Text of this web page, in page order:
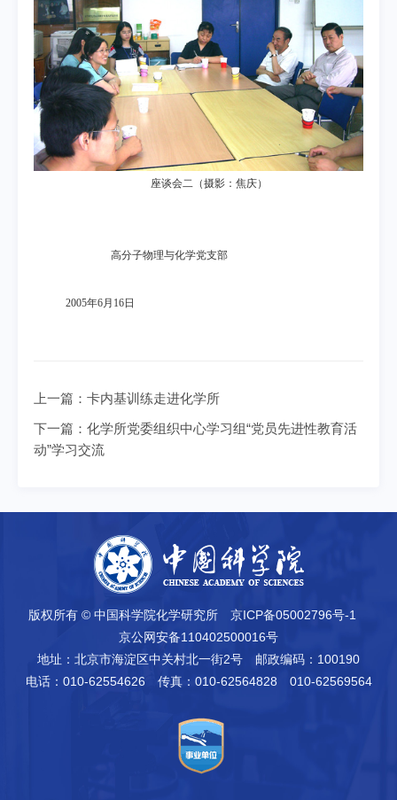
座谈会二（摄影：焦庆）
高分子物理与化学党支部
2005年6月 16日
上一篇： 卡内基训练走进化学所
下一篇： 化学所党委组织中心学习组“党员先进性教育活
动”学习交流
版权所有 © 中国科学院化学研究所
京ICP备05002796号-1
京公网安备110402500016号
地址：北京市海淀区中关村北一街2号
邮政编码：100190
电话：010-62554626
传真：010-62564828 010-62569564